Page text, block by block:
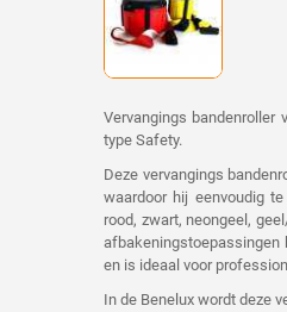
Vervangings bandenroller
type Safety.
Deze vervangings
waardoor hij eenvoudig
rood, zwart, neongeel,
afbakeningstoepassingen
en is ideaal voor
In de Benelux wordt deze